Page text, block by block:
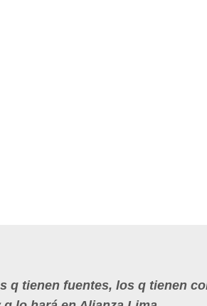
q tienen fuentes, los q tienen